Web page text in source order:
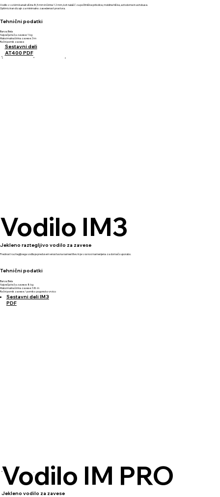
Vodilo z ozkimi kanali višine 8,5 mm in širine 12 mm, kot nalašč za počitniške prikolice, mobilne hiške, avtodome in avtobuse.​
Optimiziran dizajn za minimalno zasedenost prostora.
Tehnični podatki
Barva: Bela
Največja teža zavese: 1 kg
Maksimalna širina zavese: 3 m
Ročni pomik zavese
Sestavni deli
AT400 PDF
Vodilo IM3
Jekleno raztegljivo vodilo za zavese
Prednost raztegljivega vodila je predvsem enostavna namestitev in je v osnovi namenjena za domačo uporabo.
Tehnični podatki
Barva: Bela
Največja teža zavese: 8 kg
Maksimalna širina zavese: 3.8 m
Ročni pomik zavese / pomik s pogonsko vrvico
Sestavni deli IM3
PDF
Vodilo IM PRO
Jekleno vodilo za zavese